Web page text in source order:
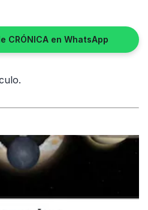
CRÓNICA en WhatsApp